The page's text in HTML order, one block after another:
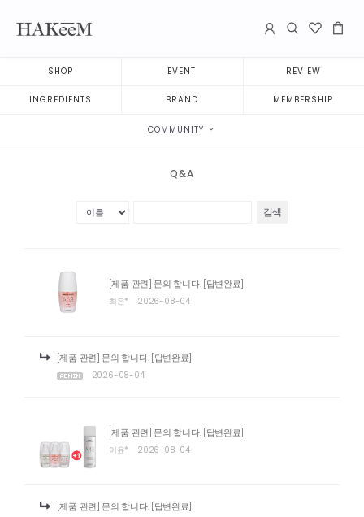
SHOP EVENT REVIEW
INGREDIENTS BRAND MEMBERSHIP
COMMUNITY
Q&A
검색
[제품 관련] 문의 합니다.[답변완료]
최은* 2026-08-04
[제품 관련] 문의 합니다. [답변완료]
2026-08-04
[제품 관련] 문의 합니다.[답변완료]
이윤* 2026-08-04
[제품 관련] 문의 합니다. [답변완료]